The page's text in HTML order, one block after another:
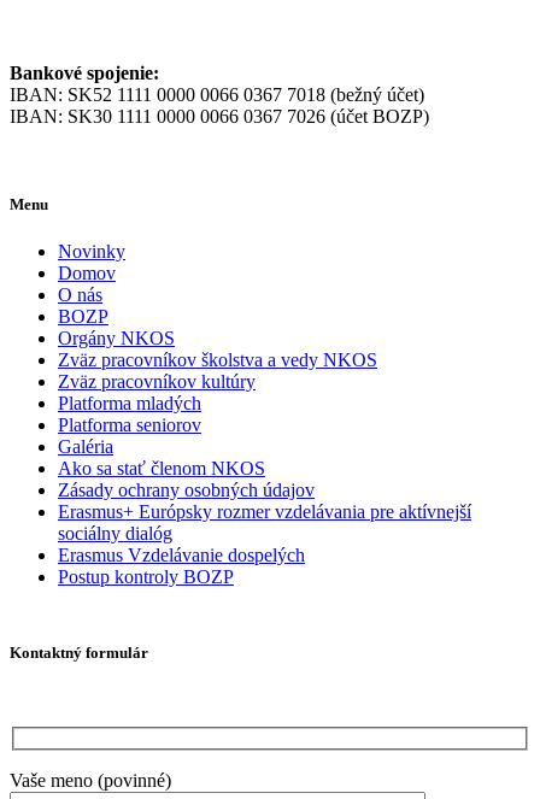
Bankové spojenie:
IBAN: SK52 1111 0000 0066 0367 7018 (bežný účet)
IBAN: SK30 1111 0000 0066 0367 7026 (účet BOZP)
Menu
Novinky
Domov
O nás
BOZP
Orgány NKOS
Zväz pracovníkov školstva a vedy NKOS
Zväz pracovníkov kultúry
Platforma mladých
Platforma seniorov
Galéria
Ako sa stať členom NKOS
Zásady ochrany osobných údajov
Erasmus+ Európsky rozmer vzdelávania pre aktívnejší
sociálny dialóg
Erasmus Vzdelávanie dospelých
Postup kontroly BOZP
Kontaktný formulár
Vaše meno (povinné)